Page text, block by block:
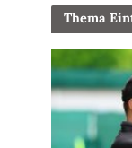
Thema